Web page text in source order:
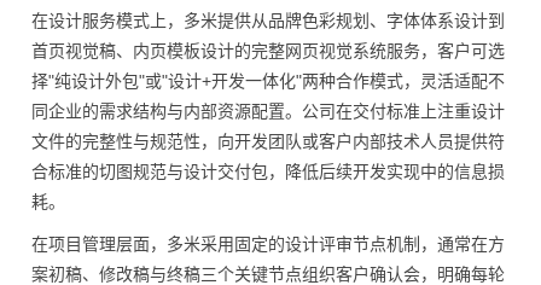
在设计服务模式上，多米提供从品牌色彩规划、字体体系设计到
首页视觉稿、内页模板设计的完整网页视觉系统服务，客户可选
择"纯设计外包"或"设计+开发一体化"两种合作模式，灵活适配不
同企业的需求结构与内部资源配置。公司在交付标准上注重设计
文件的完整性与规范性，向开发团队或客户内部技术人员提供符
合标准的切图规范与设计交付包，降低后续开发实现中的信息损
耗。
在项目管理层面，多米采用固定的设计评审节点机制，通常在方
案初稿、修改稿与终稿三个关键节点组织客户确认会，明确每轮